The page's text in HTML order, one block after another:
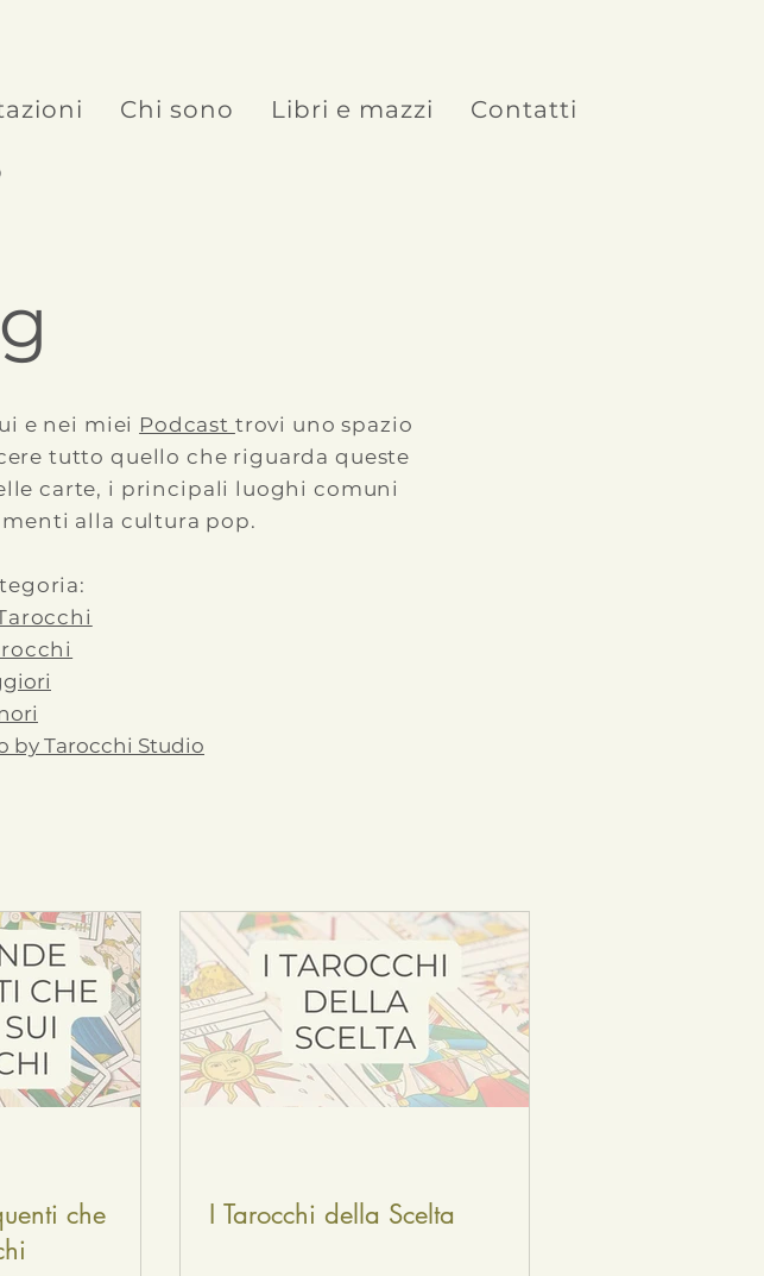
Chi sono Libri e mazzi Contatti
e nei miei Podcast trovi uno spazio
tutto quello che riguarda queste
carte, i principali luoghi comuni
alla cultura pop.
by Tarocchi Studio
che
I Tarocchi della Scelta